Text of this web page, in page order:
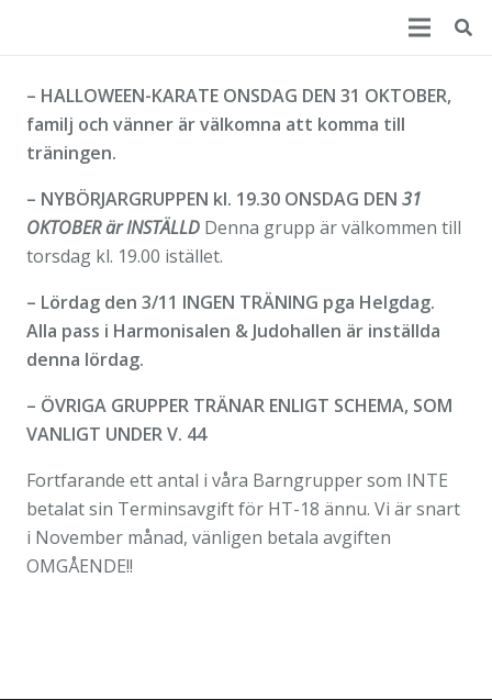
– HALLOWEEN-KARATE ONSDAG DEN 31 OKTOBER,
familj och vänner är välkomna att komma till
träningen.
– NYBÖRJARGRUPPEN kl. 19.30 ONSDAG DEN 31
OKTOBER är INSTÄLLD Denna grupp är välkommen till
torsdag kl. 19.00 istället.
– Lördag den 3/11 INGEN TRÄNING pga Helgdag.
Alla pass i Harmonisalen & Judohallen är inställda
denna lördag.
– ÖVRIGA GRUPPER TRÄNAR ENLIGT SCHEMA, SOM
VANLIGT UNDER V. 44
Fortfarande ett antal i våra Barngrupper som INTE
betalat sin Terminsavgift för HT-18 ännu. Vi är snart
i November månad, vänligen betala avgiften
OMGÅENDE!!